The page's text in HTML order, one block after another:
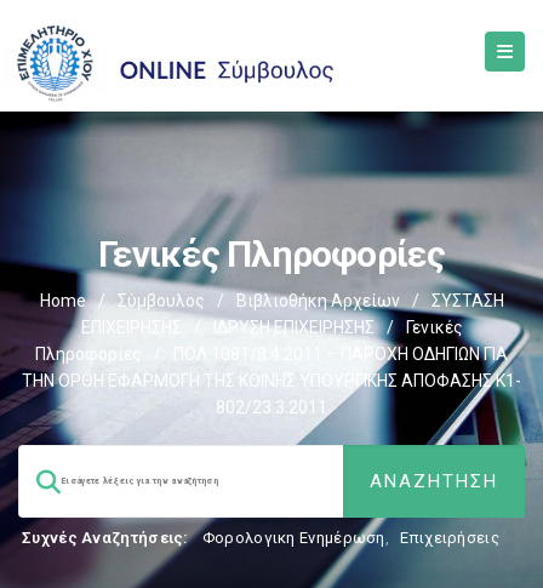
Γενικές Πληροφορίες
Home / Σύμβουλος / Βιβλιοθήκη Αρχείων /
ΣΥΣΤΑΣΗ
ΕΠΙΧΕΙΡΗΣΗΣ
/ ΙΔΡΥΣΗ ΕΠΙΧΕΙΡΗΣΗΣ /
Γενικές
Πληροφορίες
ΠΟΛ.1081/8.4.2011 – ΠΑΡΟΧΗ ΟΔΗΓΙΩΝ ΓΙΑ
ΤΗΝ ΟΡΘΗ ΕΦΑΡΜΟΓΗ ΤΗΣ ΚΟΙΝΗΣ ΥΠΟΥΡΓΙΚΗΣ ΑΠΟΦΑΣΗΣ K1-
802/23.3.2011
Συχνές Αναζητήσεις: Φορολογικη Ενημέρωση, Επιχειρήσεις